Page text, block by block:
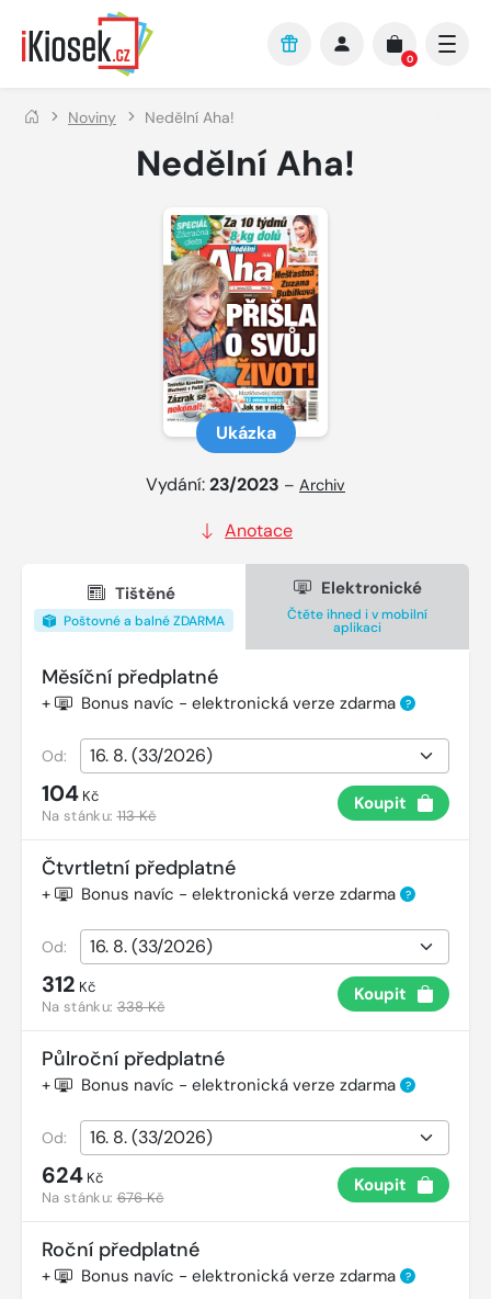
Přejít na hlavní obsah
0
Noviny Nedělní Aha!
Nedělní Aha!
Ukázka
Vydání:23/2023 – Archiv
Anotace
Tištěné
Poštovné a balné ZDARMA
Elektronické
Čtěte ihned i v mobilní
aplikaci
Měsíční předplatné
+ Bonus navíc - elektronická verze zdarma ?
Od:
104 Kč
Na stánku:113 Kč
Koupit
Čtvrtletní předplatné
+ Bonus navíc - elektronická verze zdarma ?
Od:
312 Kč
Na stánku:338 Kč
Koupit
Půlroční předplatné
+ Bonus navíc - elektronická verze zdarma ?
Od:
624 Kč
Na stánku:676 Kč
Koupit
Roční předplatné
+ Bonus navíc - elektronická verze zdarma ?